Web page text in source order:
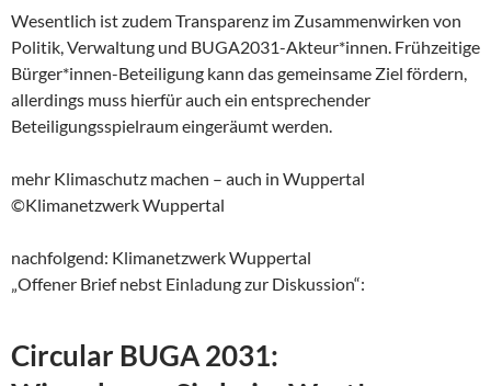
Wesentlich ist zudem Transparenz im Zusammenwirken von
Politik, Verwaltung und BUGA2031-Akteur*innen. Frühzeitige
Bürger*innen-Beteiligung kann das gemeinsame Ziel fördern,
allerdings muss hierfür auch ein entsprechender
Beteiligungsspielraum eingeräumt werden.
mehr Klimaschutz machen – auch in Wuppertal
©Klimanetzwerk Wuppertal
nachfolgend: Klimanetzwerk Wuppertal
„Offener Brief nebst Einladung zur Diskussion“:
Circular BUGA 2031: